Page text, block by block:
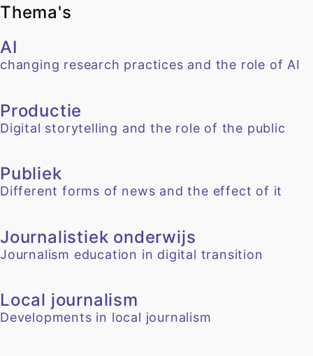
Thema's
AI
changing research practices and the role of AI
Productie
Digital storytelling and the role of the public
Publiek
Different forms of news and the effect of it
Journalistiek onderwijs
Journalism education in digital transition
Local journalism
Developments in local journalism